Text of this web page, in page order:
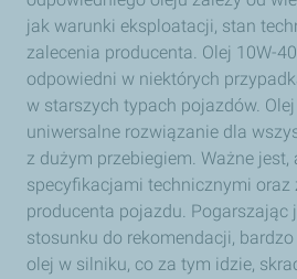
jak warunki eksploatacji, stan
zalecenia producenta. Olej 10W-
odpowiedni w niektórych
w starszych typach pojazdów.
uniwersalne rozwiązanie dla
z dużym przebiegiem. Ważne jest,
specyfikacjami technicznymi oraz
producenta pojazdu. Pogarszając
stosunku do rekomendacji,
olej w silniku, co za tym idzie,